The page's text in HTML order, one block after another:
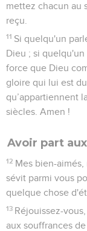
mettez chacun au
reçu.
11 Si quelqu'un
Dieu ; si quelqu'un
force que Dieu
gloire qui lui est
qu’appartiennent
siècles. Amen !
Avoir part
12 Mes bien-
sévit parmi vous
quelque chose
13 Réjouissez-
aux souffrances